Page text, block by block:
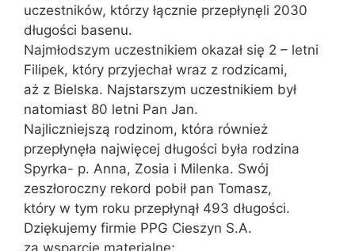
uczestników, którzy łącznie przepłynęli 2030
długości basenu.
Najmłodszym uczestnikiem okazał się 2 – letni
Filipek, który przyjechał wraz z rodzicami,
aż z Bielska. Najstarszym uczestnikiem był
natomiast 80 letni Pan Jan.
Najliczniejszą rodzinom, która również
przepłynęła najwięcej długości była rodzina
Spyrka- p. Anna, Zosia i Milenka. Swój
zeszłoroczny rekord pobił pan Tomasz,
który w tym roku przepłynął 493 długości.
Dziękujemy firmie PPG Cieszyn S.A.